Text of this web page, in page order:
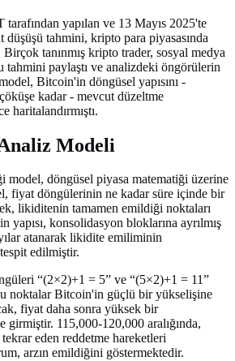
yapılan ve 13 Mayıs 2025'te
tahmini, kripto para piyasasında
tanınmış kripto trader, sosyal medya
paylaştı ve analizdeki öngörülerin
Bitcoin'in döngüsel yapısını -
kadar - mevcut düzeltme
haritalandırmıştı.
Modeli
döngüsel piyasa matematiği üzerine
fiyat döngülerinin ne kadar süre içinde bir
likiditenin tamamen emildiği noktaları
konsolidasyon bloklarına ayrılmış
atanarak likidite emiliminin
edilmiştir.
“(2×2)+1 = 5” ve “(5×2)+1 = 11”
noktalar Bitcoin'in güçlü bir yükselişine
fiyat daha sonra yüksek bir
girmiştir. 115,000-120,000 aralığında,
eden reddetme hareketleri
arzın emildiğini göstermektedir.